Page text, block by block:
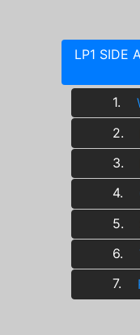
LP1 SIDE
1.
2.
3.
4.
5.
6.
7.